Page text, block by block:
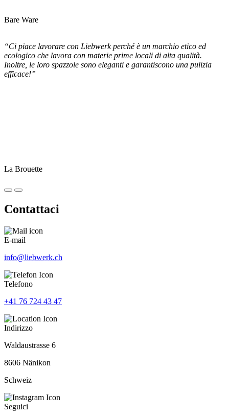
Bare Ware
“Ci piace lavorare con Liebwerk perché è un marchio etico ed
ecologico che lavora con materie prime locali di alta qualità.
Inoltre, le loro spazzole sono eleganti e garantiscono una pulizia
efficace!”
La Brouette
Contattaci
E-mail
info@liebwerk.ch
Telefono
+41 76 724 43 47
Indirizzo
Waldaustrasse 6
8606 Nänikon
Schweiz
Seguici